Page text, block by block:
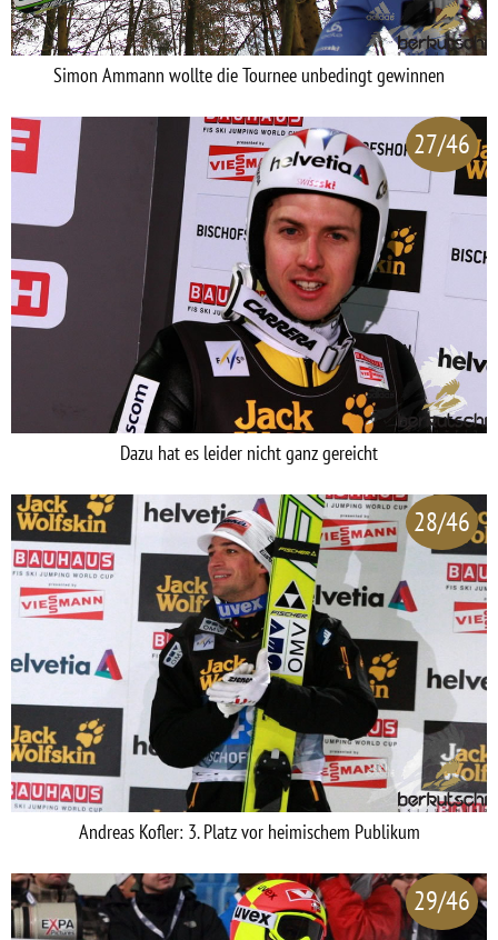
Simon Ammann wollte die Tournee unbedingt gewinnen
27/46
Dazu hat es leider nicht ganz gereicht
28/46
Andreas Kofler: 3. Platz vor heimischem Publikum
29/46